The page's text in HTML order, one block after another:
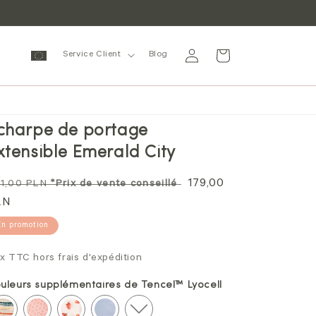
Service Client Blog
connecter
Panier
de portage
Emerald City
PLN*Prix de vente conseillé
Prix
179,00
promotion
TTC hors frais d'expédition
supplémentaires de Tencel™ Lyocell